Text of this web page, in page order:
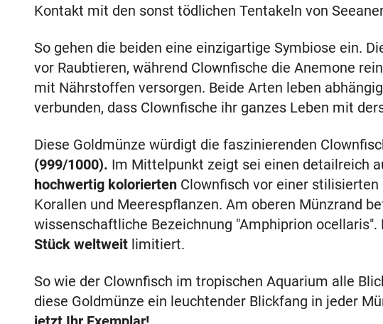
Kontakt mit den sonst tödlichen Tentakeln von
So gehen die beiden eine einzigartige Symbiose ein.
vor Raubtieren, während Clownfische die Anemone
mit Nährstoffen versorgen. Beide Arten leben
verbunden, dass Clownfische ihr ganzes Leben mit
Diese Goldmünze würdigt die faszinierenden
(999/1000). Im Mittelpunkt zeigt sei einen detailreich
hochwertig kolorierten Clownfisch vor einer
Korallen und Meerespflanzen. Am oberen Münzrand
wissenschaftliche Bezeichnung "Amphiprion ocellaris".
Stück weltweit limitiert.
So wie der Clownfisch im tropischen Aquarium alle
diese Goldmünze ein leuchtender Blickfang in jeder